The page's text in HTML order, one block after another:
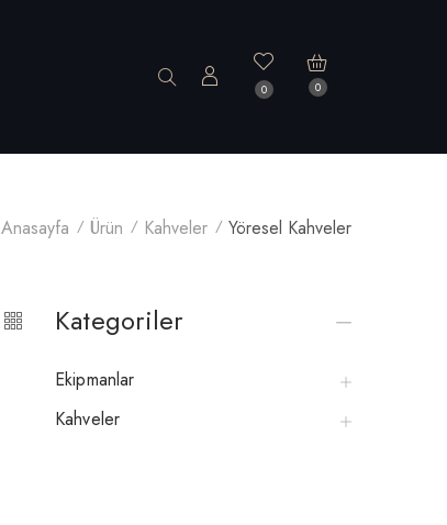
0 0
Anasayfa Ürün Kahveler Yöresel Kahveler
Kategoriler
Ekipmanlar
Kahveler